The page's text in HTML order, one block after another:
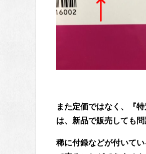
また定価ではなく、『
は、新品で販売しても問
稀に付録などが付いて